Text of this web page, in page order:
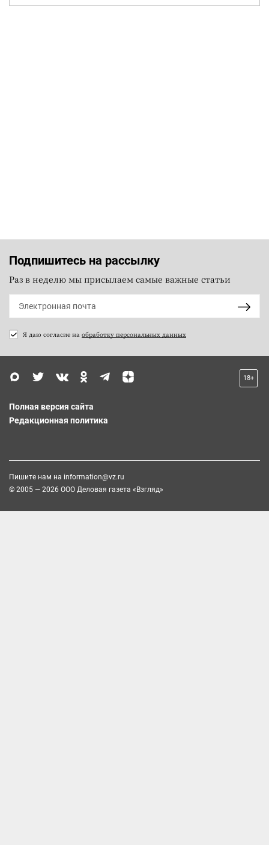
Подпишитесь на рассылку
Раз в неделю мы присылаем самые важные статьи
Я даю согласие на обработку персональных данных
18+
Полная версия сайта
Редакционная политика
Пишите нам на information@vz.ru
© 2005 — 2026 ООО Деловая газета «Взгляд»